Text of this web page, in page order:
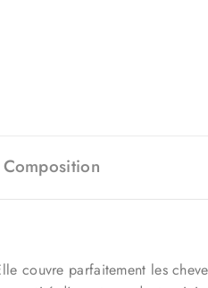
Composition
couvre parfaitement les